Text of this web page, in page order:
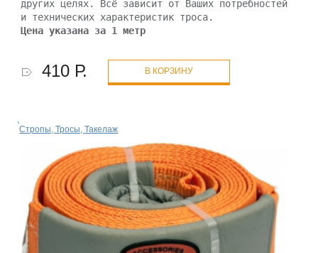
других целях. Всё зависит от Ваших потребностей
и технических характеристик троса.
Цена указана за 1 метр
410 Р. В КОРЗИНУ
Стропы, Тросы, Такелаж